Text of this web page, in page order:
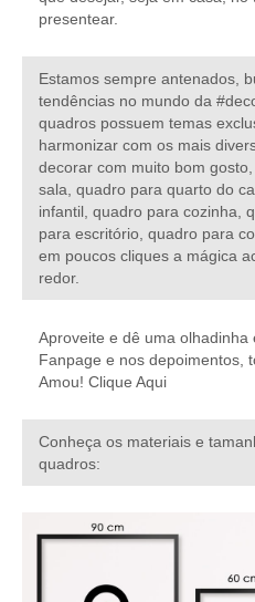
presentear.
Estamos sempre antenados,
tendências no mundo da
quadros possuem temas
harmonizar com os mais
decorar com muito bom
sala, quadro para quarto do
infantil, quadro para cozinha,
para escritório, quadro para
em poucos cliques a mágica
redor.
Aproveite e dê uma olhadinha
Fanpage e nos depoimentos,
Amou! Clique Aqui
Conheça os materiais e
quadros: